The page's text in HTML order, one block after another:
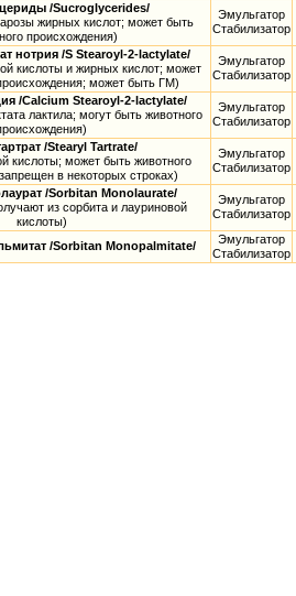
/Sucroglycerides/
жирных кислот; может быть
происхождения)
Эмульгатор
Стабилизатор
нотрия /S Stearoyl-2-lactylate/
кислоты и жирных кислот; может
может быть ГМ)
Эмульгатор
Стабилизатор
/Calcium Stearoyl-2-lactylate/
лактила; могут быть животного
Эмульгатор
Стабилизатор
/Stearyl Tartrate/
кислоты; может быть животного
в некоторых строках)
Эмульгатор
Стабилизатор
/Sorbitan Monolaurate/
из сорбита и лауриновой
кислоты)
Эмульгатор
Стабилизатор
/Sorbitan Monopalmitate/
Эмульгатор
Стабилизатор